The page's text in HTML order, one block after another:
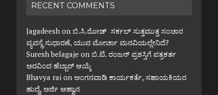
RECENT COMMENTS
Jagadeeshon ಬಿ.ಸಿ.ರೋಡ್ ಸರ್ಕಲ್ ಸುತ್ತಮುತ್ತ ಸಂಚಾರ
ವ್ಯವಸ್ಥೆ ಸುಧಾರಣೆ, ಯುವ ಮೋರ್ಚಾ ಮನವಿಯಲ್ಲೇನಿದೆ?
Suresh belagaje on ಬಿ.ಟಿ. ರಂಜನ್ ಪ್ರಶಸ್ತಿಗೆ ಪತ್ರಕರ್ತ
ಅರವಿಂದ ಹೆಬ್ಬಾರ್ ಆಯ್ಕೆ
Bhavya raion ಅಂಗನವಾಡಿ ಕಾರ್ಯಕರ್ತೆ, ಸಹಾಯಕಿಯರ
ಹುದ್ದೆ, ಅರ್ಜಿ ಆಹ್ವಾನ